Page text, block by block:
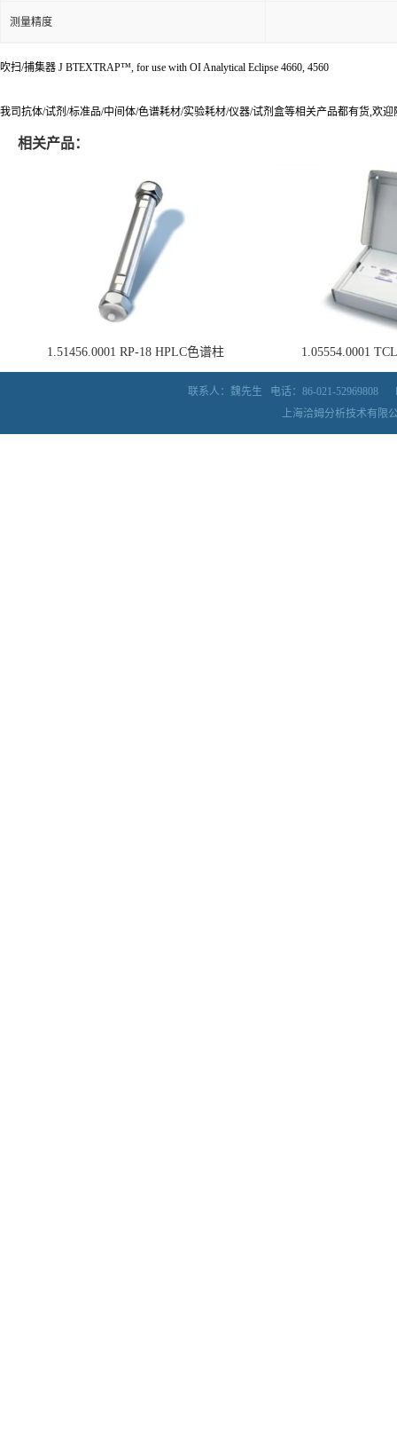
测量精度
吹扫/捕集器 J BTEXTRAP™, for use with OI Analytical Eclipse 4660, 4560
我司抗体/试剂/标准品/中间体/色谱耗材/实验耗材/仪器/试剂盒等相关产品都有货,欢
相关产品：
1.51456.0001 RP-18 HPLC色谱柱 1.05554.0001
联系人：魏先生 电话：86-021-52969808
上海洽姆分析技术有限